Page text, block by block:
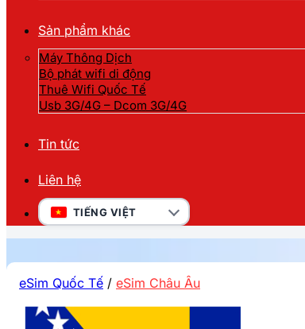
Sản phẩm khác
Máy Thông Dịch
Bộ phát wifi di động
Thuê Wifi Quốc Tế
Usb 3G/4G – Dcom 3G/4G
Tin tức
Liên hệ
TIẾNG VIỆT
eSim Quốc Tế / eSim Châu Âu